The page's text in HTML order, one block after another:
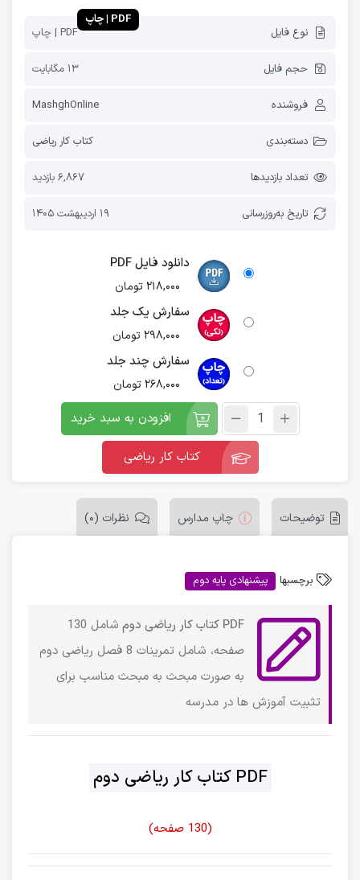
PDF | چاپ
نوع فایل
PDF | چاپ
حجم فایل 13 مگابایت
فروشنده MashghOnline
دسته‌بندی کتاب کار ریاضی
تعداد بازدیدها 6,867 بازدید
تاریخ به‌روز‌رسانی 19 اردیبهشت 1405
دانلود فایل PDF
218,000 تومان
سفارش یک جلد
298,000 تومان
سفارش چند جلد
268,000 تومان
افزودن به سبد خرید
کتاب کار ریاضی
توضیحات چاپ مدارس نظرات (0)
برچسبها پیشنهادی پایه دوم
PDF کتاب کار ریاضی دوم
شامل 130
صفحه، شامل تمرینات 8 فصل ریاضی دوم
به صورت مبحث به مبحث مناسب برای
تثبیت آموزش ها در مدرسه
PDF کتاب کار ریاضی دوم
(130 صفحه)